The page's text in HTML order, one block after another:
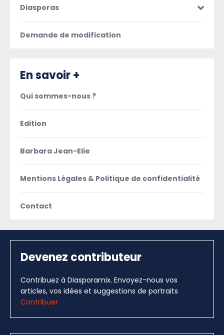
Diasporas
Demande de modification
En savoir +
Qui sommes-nous ?
Edition
Barbara Jean-Elie
Mentions Légales & Politique de confidentialité
Contact
Devenez contributeur
Contribuez à Diasporamix. Envoyez-nous vos
articles, vos idées et suggestions de portraits
Contribuer